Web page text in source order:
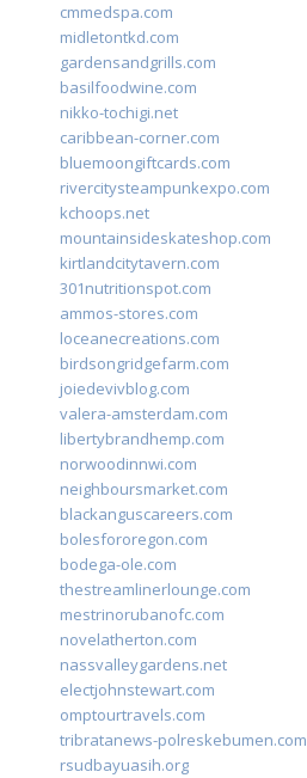
cmmedspa.com
midletontkd.com
gardensandgrills.com
basilfoodwine.com
nikko-tochigi.net
caribbean-corner.com
bluemoongiftcards.com
rivercitysteampunkexpo.com
kchoops.net
mountainsideskateshop.com
kirtlandcitytavern.com
301nutritionspot.com
ammos-stores.com
loceanecreations.com
birdsongridgefarm.com
joiedevivblog.com
valera-amsterdam.com
libertybrandhemp.com
norwoodinnwi.com
neighboursmarket.com
blackanguscareers.com
bolesfororegon.com
bodega-ole.com
thestreamlinerlounge.com
mestrinorubanofc.com
novelatherton.com
nassvalleygardens.net
electjohnstewart.com
omptourtravels.com
tribratanews-polreskebumen.com
rsudbayuasih.org